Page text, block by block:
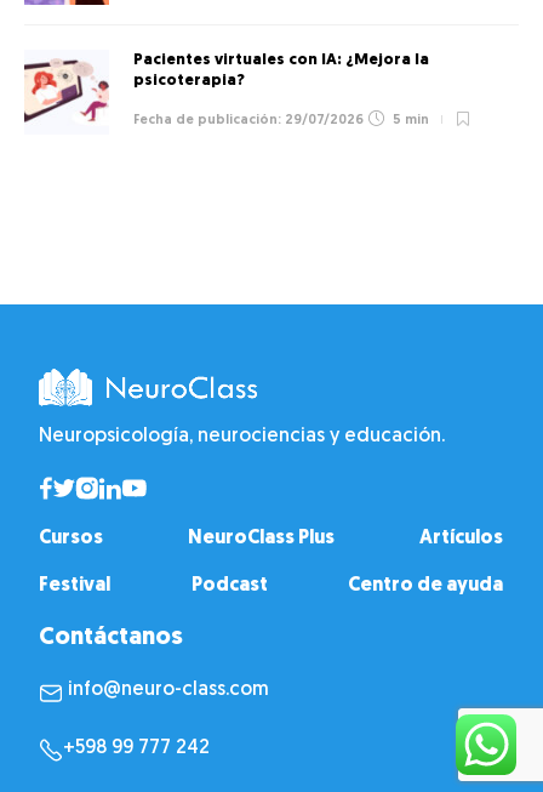
Pacientes virtuales con IA: ¿Mejora la
psicoterapia?
29/07/2026 5 min
Neuropsicología, neurociencias y educación.
Cursos NeuroClass Plus Artículos
Festival Podcast Centro de ayuda
Contáctanos
info@neuro-class.com
+598 99 777 242